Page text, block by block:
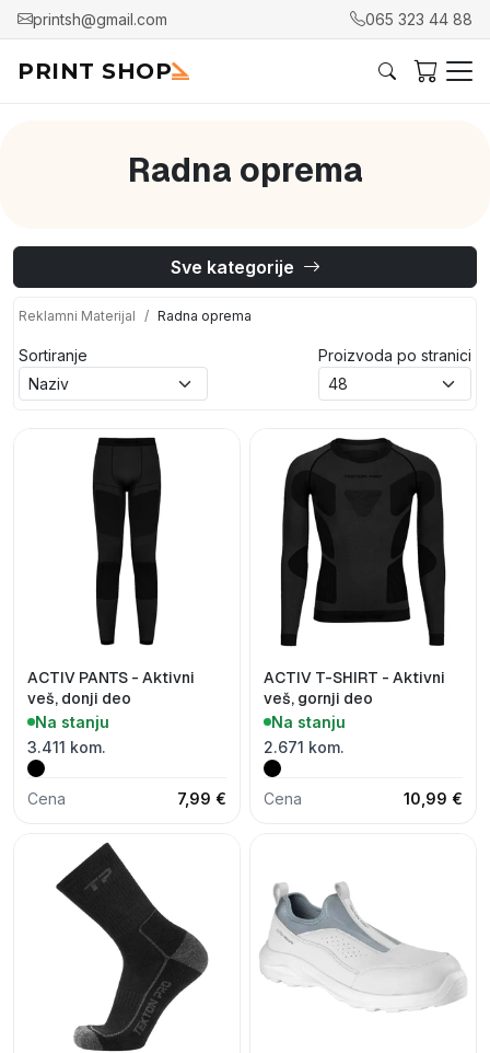
printsh@gmail.com 065 323 44 88
PRINT SHOP
Radna oprema
Sve kategorije
Reklamni Materijal Radna oprema
Sortiranje Proizvoda po stranici
ACTIV PANTS - Aktivni
veš, donji deo
Na stanju
3.411 kom.
Cena 7,99 €
ACTIV T-SHIRT - Aktivni
veš, gornji deo
Na stanju
2.671 kom.
Cena 10,99 €